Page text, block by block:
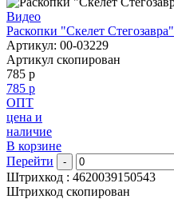
Видео
Раскопки "Скелет Стегозавра"
Артикул: 00-03229
Артикул скопирован
785 р
785 р
ОПТ
цена и
наличие
В корзине
Перейти
-
Штрихкод : 4620039150543
Штрихкод скопирован